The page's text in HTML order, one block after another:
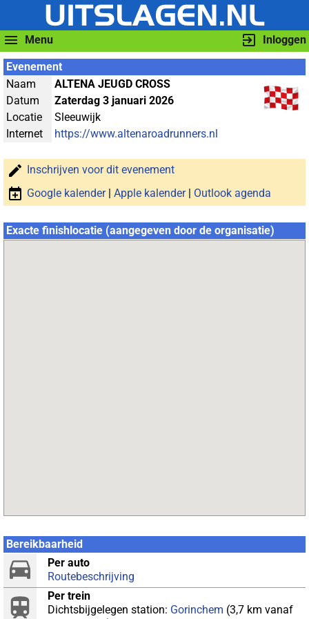
Menu Inloggen
Evenement
Naam
ALTENA JEUGD CROSS
Datum
Zaterdag 3 januari 2026
Locatie
Sleeuwijk
Internet
https://www.altenaroadrunners.nl
Inschrijven voor dit evenement
Google kalender| Apple kalender| Outlook agenda
Exacte finishlocatie (aangegeven door de organisatie)
Bereikbaarheid
Per auto
Routebeschrijving
Per trein
Dichtsbijgelegen station: Gorinchem (3,7 km vanaf